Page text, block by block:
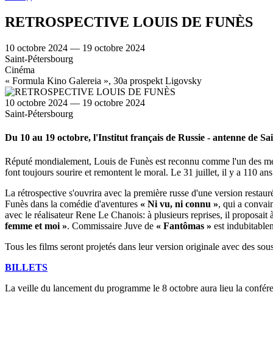
RETROSPECTIVE LOUIS DE FUNÈS
10 octobre 2024 — 19 octobre 2024
Saint-Pétersbourg
Cinéma
« Formula Kino Galereia », 30а prospekt Ligovsky
10 octobre 2024 — 19 octobre 2024
Saint-Pétersbourg
Du 10 au 19 octobre, l'Institut français de Russie - antenne de
Réputé mondialement, Louis de Funès est reconnu comme l'un des
font toujours sourire et remontent le moral. Le 31 juillet, il y a 110
La rétrospective s'ouvrira avec la première russe d'une version
Funès dans la comédie d'aventures « Ni vu, ni connu », qui a
avec le réalisateur Rene Le Chanois: à plusieurs reprises, il
femme et moi ». Commissaire Juve de « Fantômas » est
Tous les films seront projetés dans leur version originale avec des
BILLETS
La veille du lancement du programme le 8 octobre aura lieu la